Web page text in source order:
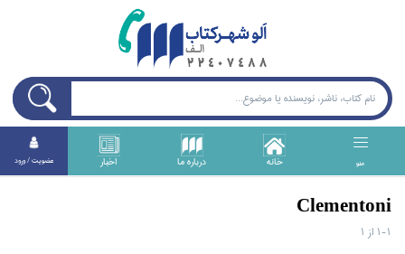
منو خانه درباره ما اخبار عضويت / ورود
Clementoni
1-1 از 1